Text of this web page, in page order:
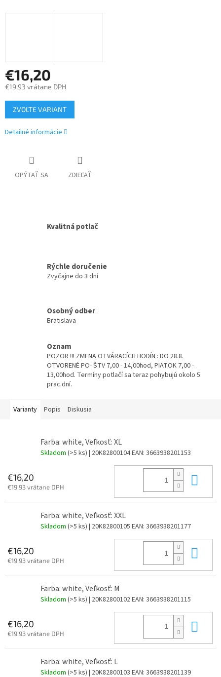
€16,20
€19,93 vrátane DPH
Jednotková
cena:
ZVOĽTE VARIANT
Detailné informácie
OPÝTAŤ SA ZDIEĽAŤ
Kvalitná potlač
Rýchle doručenie
Zvyčajne do 3 dní
Osobný odber
Bratislava
Oznam
POZOR !!! ZMENA OTVÁRACÍCH HODÍN : DO 28.8.
OTVORENÉ PO- ŠTV 7,00 - 14,00hod, PIATOK 7,00 -
13,00hod. Termíny potlačí sa teraz pohybujú okolo 5
prac.dní.
Varianty Popis Diskusia
Farba: white, Veľkosť: XL
Skladom (>5 ks) | 20K82800104EAN: 3663938201153
€16,20
€19,93 vrátane DPH
Farba: white, Veľkosť: XXL
Skladom (>5 ks) | 20K82800105 EAN: 3663938201177
€16,20
€19,93 vrátane DPH
Farba: white, Veľkosť: M
Skladom (>5 ks) | 20K82800102EAN: 3663938201115
€16,20
€19,93 vrátane DPH
Farba: white, Veľkosť: L
Skladom (>5 ks) | 20K82800103 EAN: 3663938201139